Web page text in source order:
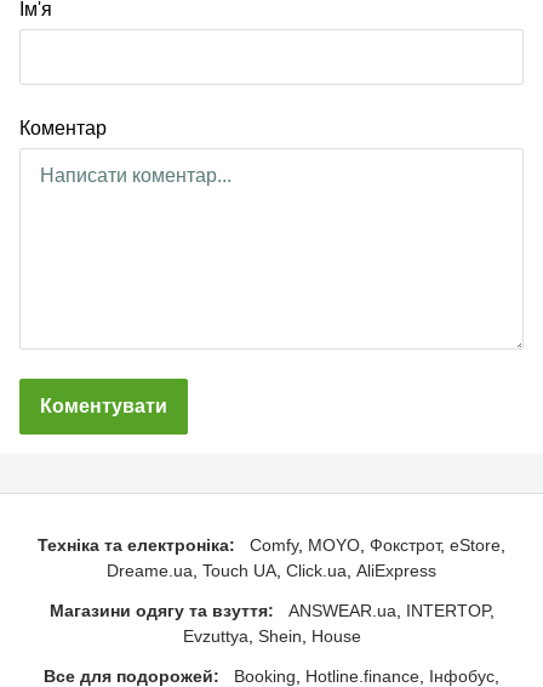
Ім'я
Коментар
Коментувати
Техніка та електроніка: Comfy MOYO Фокстрот eStore
Dreame.ua Touch UA Click.ua AliExpress
Магазини одягу та взуття: ANSWEAR.ua
INTERTOP
Evzuttya Shein House
Все для подорожей: Booking Hotline.finance Інфобус